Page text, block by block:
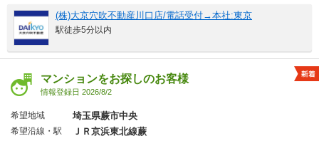
(株)大京穴吹不動産川口店/電話受付→本社:東京
駅徒歩5分以内
マンションをお探しのお客様
情報登録日 2026/8/2
希望地域 埼玉県蕨市中央
希望沿線・駅 ＪＲ京浜東北線蕨